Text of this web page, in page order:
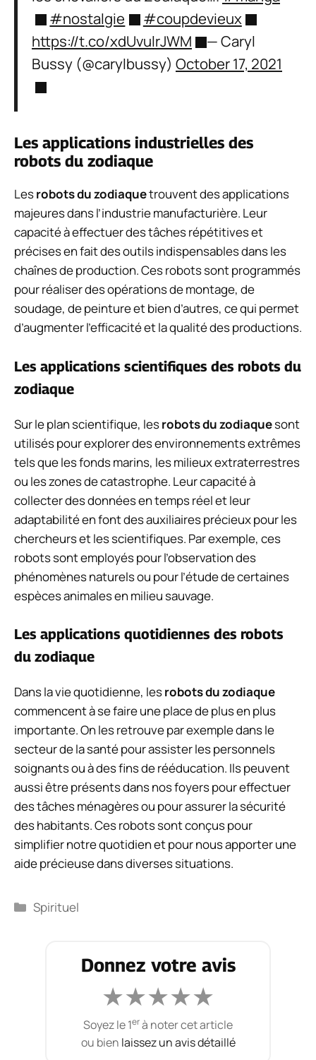
#nostalgie
#coupdevieux
https://t.co/xdUvulrJWM
— Caryl
Bussy (@carylbussy) October 17, 2021
Les applications industrielles des
robots du zodiaque
Lesrobots du zodiaquetrouvent des applications
majeures dans l’industrie manufacturière. Leur
capacité à effectuer des tâches répétitives et
précises en fait des outils indispensables dans les
chaînes de production. Ces robots sont programmés
pour réaliser des opérations de montage, de
soudage, de peinture et bien d’autres, ce qui permet
d’augmenter l’efficacité et la qualité des productions.
Les applications scientifiques des robots du
zodiaque
Sur le plan scientifique, lesrobots du zodiaquesont
utilisés pour explorer des environnements extrêmes
tels que les fonds marins, les milieux extraterrestres
ou les zones de catastrophe. Leur capacité à
collecter des données en temps réel et leur
adaptabilité en font des auxiliaires précieux pour les
chercheurs et les scientifiques. Par exemple, ces
robots sont employés pour l’observation des
phénomènes naturels ou pour l’étude de certaines
espèces animales en milieu sauvage.
Les applications quotidiennes des robots
du zodiaque
Dans la vie quotidienne, lesrobots du zodiaque
commencent à se faire une place de plus en plus
importante. On les retrouve par exemple dans le
secteur de la santé pour assister les personnels
soignants ou à des fins de rééducation. Ils peuvent
aussi être présents dans nos foyers pour effectuer
des tâches ménagères ou pour assurer la sécurité
des habitants. Ces robots sont conçus pour
simplifier notre quotidien et pour nous apporter une
aide précieuse dans diverses situations.
Catégories
Spirituel
Donnez votre avis
★★★★★
Soyez le 1erà noter cet article
ou bien laissez un avis détaillé